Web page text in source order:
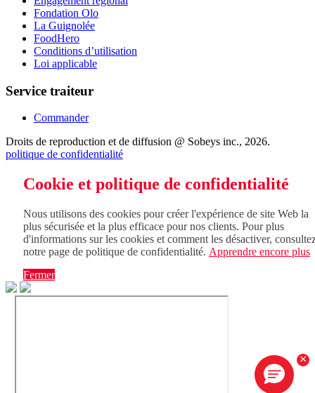
Fondation Olo
La Guignolée
FoodHero
Conditions d’utilisation
Loi applicable
Service traiteur
Commander
Droits de reproduction et de diffusion @ Sobeys inc., 2026.
politique de confidentialité
Cookie et politique de confidentialité
Nous utilisons des cookies pour créer l'expérience de site Web la
plus sécurisée et la plus efficace pour nos clients. Pour plus
d'informations sur les cookies et comment les désactiver,
notre page de politique de confidentialité. Apprendre encore plus
Fermer
×